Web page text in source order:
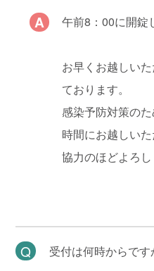
午前8：00に開錠
お早くお越しい
ております。
感染予防対策の
時間にお越しい
協力のほどよろし
受付は何時からです